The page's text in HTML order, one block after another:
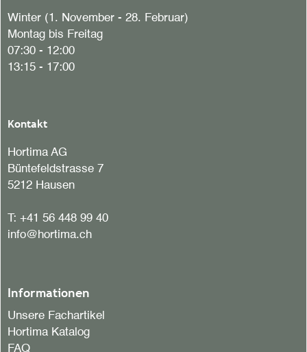
Winter (1. November - 28. Februar)
Montag bis Freitag
07:30 - 12:00
13:15 - 17:00
Kontakt
Hortima AG
Büntefeldstrasse 7
5212 Hausen
T: +41 56 448 99 40
info@hortima.ch
Informationen
Unsere Fachartikel
Hortima Katalog
FAQ